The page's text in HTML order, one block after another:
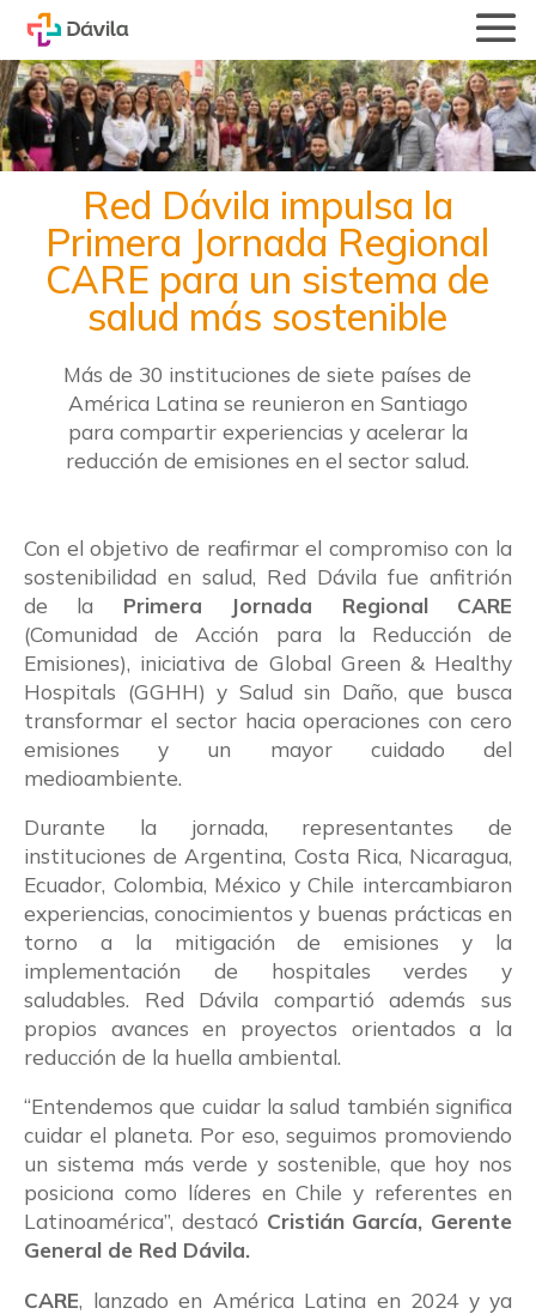
Red Dávila impulsa la
Primera Jornada Regional
CARE para un sistema de
salud más sostenible
Más de 30 instituciones de siete países de
América Latina se reunieron en Santiago
para compartir experiencias y acelerar la
reducción de emisiones en el sector salud.
Con el objetivo de reafirmar el compromiso con la
sostenibilidad en salud, Red Dávila fue anfitrión
de la Primera Jornada Regional CARE
(Comunidad de Acción para la Reducción de
Emisiones), iniciativa de Global Green & Healthy
Hospitals (GGHH) y Salud sin Daño, que busca
transformar el sector hacia operaciones con cero
emisiones y un mayor cuidado del
medioambiente.
Durante la jornada, representantes de
instituciones de Argentina, Costa Rica, Nicaragua,
Ecuador, Colombia, México y Chile intercambiaron
experiencias, conocimientos y buenas prácticas en
torno a la mitigación de emisiones y la
implementación de hospitales verdes y
saludables. Red Dávila compartió además sus
propios avances en proyectos orientados a la
reducción de la huella ambiental.
“Entendemos que cuidar la salud también significa
cuidar el planeta. Por eso, seguimos promoviendo
un sistema más verde y sostenible, que hoy nos
posiciona como líderes en Chile y referentes en
Latinoamérica”, destacó Cristián García, Gerente
General de Red Dávila.
CARE, lanzado en América Latina en 2024 y ya